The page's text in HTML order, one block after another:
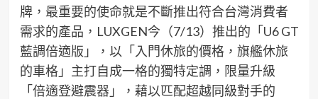
牌，最重要的使命就是不斷推出符合台灣消費者
需求的產品， LUXGEN今（7/13）推出的「U6GT
藍調倍適版 」， 以「入門休旅的價格，旗艦休旅
的車格」主打自成一格的獨特定調， 限量升級
「倍適登避震器」，藉以匹配超越同級對手的